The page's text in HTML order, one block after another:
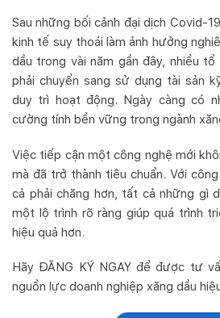
Sau những bối cảnh đại dịch Covid-
kinh tế suy thoái làm ảnh hưởng
dầu trong vài năm gần đây, nhiều
phải chuyển sang sử dụng tài sản
duy trì hoạt động. Ngày càng có
cường tính bền vững trong ngành
Việc tiếp cận một công nghệ mới
mà đã trở thành tiêu chuẩn. Với
cả phải chăng hơn, tất cả những gì
một lộ trình rõ ràng giúp quá trình
hiệu quả hơn.
Hãy ĐĂNG KÝ NGAY để được tư
nguồn lực doanh nghiệp xăng dầu